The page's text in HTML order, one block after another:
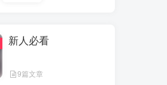
新人必看
9篇文章